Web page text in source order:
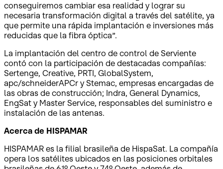
conseguiremos cambiar esa realidad y lograr su
necesaria transformación digital a través del satélite, ya
que permite una rápida implantación e inversiones más
reducidas que la fibra óptica”.
La implantación del centro de control de Serviente
contó con la participación de destacadas compañías:
Sertenge, Creative, PRTI, GlobalSystem,
apc/schneiderAPCr y Stemac, empresas encargadas de
las obras de construcción; Indra, General Dynamics,
EngSat y Master Service, responsables del suministro e
instalación de las antenas.
Acerca de HISPAMAR
HISPAMAR es la filial brasileña de HispaSat. La compañía
opera los satélites ubicados en las posiciones orbitales